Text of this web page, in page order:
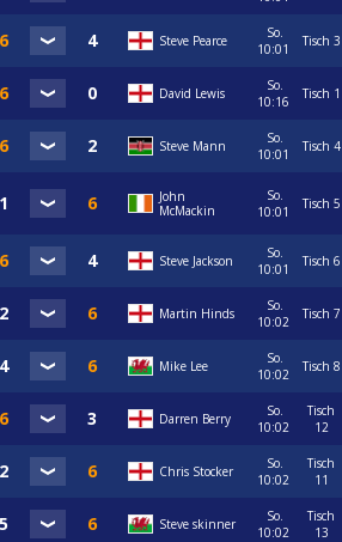
Steve Pearce
So.
10:01
Tisch 3
David Lewis
So.
10:16
Tisch 1
Steve Mann
So.
10:01
Tisch 4
John
McMackin
So.
10:01
Tisch 5
Steve Jackson
So.
10:01
Tisch 6
Martin Hinds
So.
10:02
Tisch 7
Mike Lee
So.
10:02
Tisch 8
Darren Berry
So.
10:02
Tisch
12
Chris Stocker
So.
10:02
Tisch
11
Steve skinner
So.
10:02
Tisch
13